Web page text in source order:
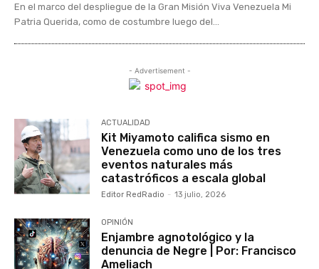
En el marco del despliegue de la Gran Misión Viva Venezuela Mi
Patria Querida, como de costumbre luego del...
- Advertisement -
ACTUALIDAD
Kit Miyamoto califica sismo en
Venezuela como uno de los tres
eventos naturales más
catastróficos a escala global
Editor RedRadio - 13 julio, 2026
OPINIÓN
Enjambre agnotológico y la
denuncia de Negre | Por: Francisco
Ameliach